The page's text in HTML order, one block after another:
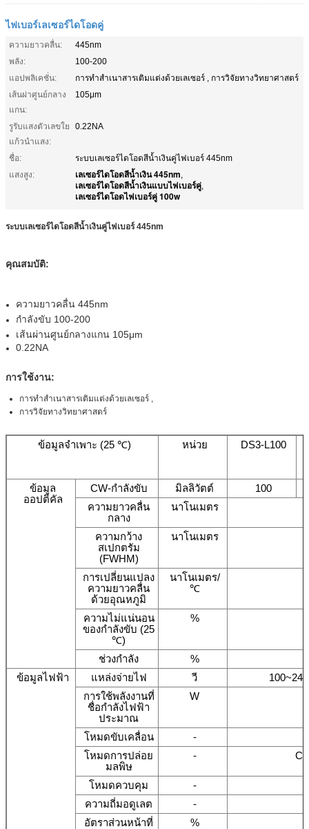
ไฟเบอร์เลเซอร์ไดโอดคู่
ความยาวคลื่น:
445nm
พลัง:
100-200
แอปพลิเคชั่น:
การทำสำเนาสารเติมแต่งด้วยเลเซอร์ , การวิจัยทางวิทยาศาสตร์
เส้นผ่าศูนย์กลาง
แกน:
105μm
รูรับแสงตัวเลขใย
แก้วนำแสง:
0.22NA
ชื่อ:
ระบบเลเซอร์ไดโอดสีน้ำเงินคู่ไฟเบอร์ 445nm
แสงสูง:
เลเซอร์ไดโอดสีน้ำเงิน 445nm,
เลเซอร์ไดโอดสีน้ำเงินแบบไฟเบอร์คู่,
เลเซอร์ไดโอดไฟเบอร์คู่ 100w
ระบบเลเซอร์ไดโอดสีน้ำเงินคู่ไฟเบอร์ 445nm
คุณสมบัติ:
ความยาวคลื่น 445nm
กำลังขับ 100-200
เส้นผ่านศูนย์กลางแกน 105μm
0.22NA
การใช้งาน:
การทำสำเนาสารเติมแต่งด้วยเลเซอร์ ,
การวิจัยทางวิทยาศาสตร์
ข้อมูลจำเพาะ (25 ℃) หน่วย DS3-L100
ข้อมูล
ออปติคัล
CW-กำลังขับ มิลลิวัตต์
100
ความยาวคลื่น
กลาง
นาโนเมตร
ความกว้าง
สเปกตรัม
(FWHM)
นาโนเมตร
การเปลี่ยนแปลง
ความยาวคลื่น
ด้วยอุณหภูมิ
นาโนเมตร/
℃
ความไม่แน่นอน
ของกำลังขับ (25
℃)
%
ช่วงกำลัง
%
ข้อมูลไฟฟ้า
แหล่งจ่ายไฟ วี
การใช้พลังงานที่
ชื่อกำลังไฟฟ้า
ประมาณ
W
โหมดขับเคลื่อน -
โหมดการปล่อย
มลพิษ
-
โหมดควบคุม -
ความถี่มอดูเลต
-
อัตราส่วนหน้าที่
%